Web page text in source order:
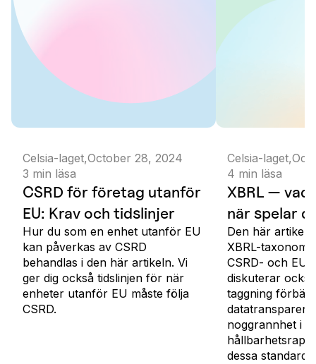
Celsia-laget,October 28, 2024
3 min läsa
CSRD för företag utanför
EU: Krav och tidslinjer
Hur du som en enhet utanför EU
kan påverkas av CSRD
behandlas i den här artikeln. Vi
ger dig också tidslinjen för när
enheter utanför EU måste följa
CSRD.
Celsia-laget,
4 min läsa
XBRL — vad
när spelar
Den här
XBRL-
CSRD- och
diskuterar
taggning
noggrannhet i
dessa